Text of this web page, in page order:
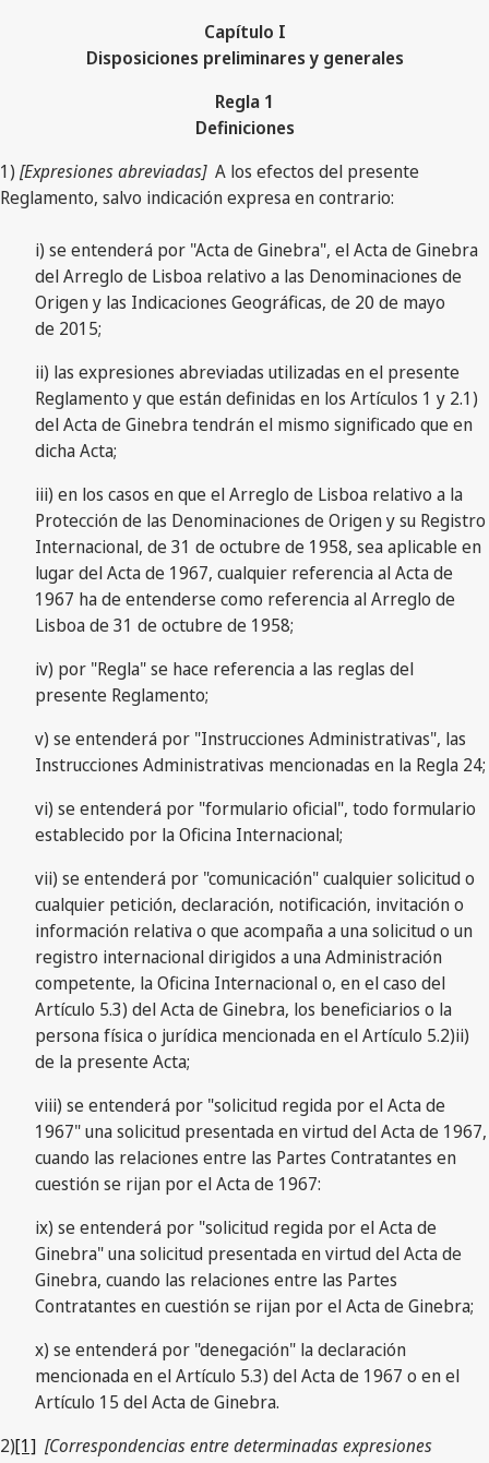
Capítulo I
Disposiciones preliminares y generales
Regla 1
Definiciones
1) [Expresiones abreviadas]A los efectos del presente
Reglamento, salvo indicación expresa en contrario:
i) se entenderá por "Acta de Ginebra", el Acta de Ginebra
del Arreglo de Lisboa relativo a las Denominaciones de
Origen y las Indicaciones Geográficas, de 20 de mayo
de 2015;
ii) las expresiones abreviadas utilizadas en el presente
Reglamento y que están definidas en los Artículos 1 y 2.1)
del Acta de Ginebra tendrán el mismo significado que en
dicha Acta;
iii) en los casos en que el Arreglo de Lisboa relativo a la
Protección de las Denominaciones de Origen y su Registro
Internacional, de 31 de octubre de 1958, sea aplicable en
lugar del Acta de 1967, cualquier referencia al Acta de
1967 ha de entenderse como referencia al Arreglo de
Lisboa de 31 de octubre de 1958;
iv) por "Regla" se hace referencia a las reglas del
presente Reglamento;
v) se entenderá por "Instrucciones Administrativas", las
Instrucciones Administrativas mencionadas en la Regla 24;
vi) se entenderá por "formulario oficial", todo formulario
establecido por la Oficina Internacional;
vii) se entenderá por "comunicación" cualquier solicitud o
cualquier petición, declaración, notificación, invitación o
información relativa o que acompaña a una solicitud o un
registro internacional dirigidos a una Administración
competente, la Oficina Internacional o, en el caso del
Artículo 5.3) del Acta de Ginebra, los beneficiarios o la
persona física o jurídica mencionada en el Artículo 5.2)ii)
de la presente Acta;
viii) se entenderá por "solicitud regida por el Acta de
1967" una solicitud presentada en virtud del Acta de 1967,
cuando las relaciones entre las Partes Contratantes en
cuestión se rijan por el Acta de 1967:
ix) se entenderá por "solicitud regida por el Acta de
Ginebra" una solicitud presentada en virtud del Acta de
Ginebra, cuando las relaciones entre las Partes
Contratantes en cuestión se rijan por el Acta de Ginebra;
x) se entenderá por "denegación" la declaración
mencionada en el Artículo 5.3) del Acta de 1967 o en el
Artículo 15 del Acta de Ginebra.
2)[1] [Correspondencias entre determinadas expresiones